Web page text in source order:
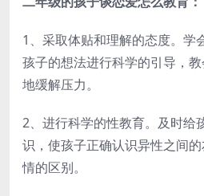
1、采取体贴和理解的态度。学
孩子的想法进行科学的引导，
地缓解压力。
2、进行科学的性教育。及时给
识，使孩子正确认识异性之间
情的区别。